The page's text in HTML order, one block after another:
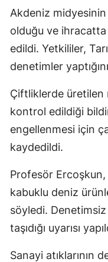
Akdeniz
olduğu ve ihracatta
edildi. Yetkililer,
denetimler
Çiftliklerde üretilen
kontrol edildiği
engellenmesi için
kaydedildi.
Profesör Ercoşkun,
kabuklu deniz
söyledi.
taşıdığı uyarısı
Sanayi atıklarının